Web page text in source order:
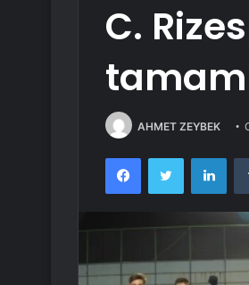
C.
AHMET ZEYBEK
FacebookTwitter